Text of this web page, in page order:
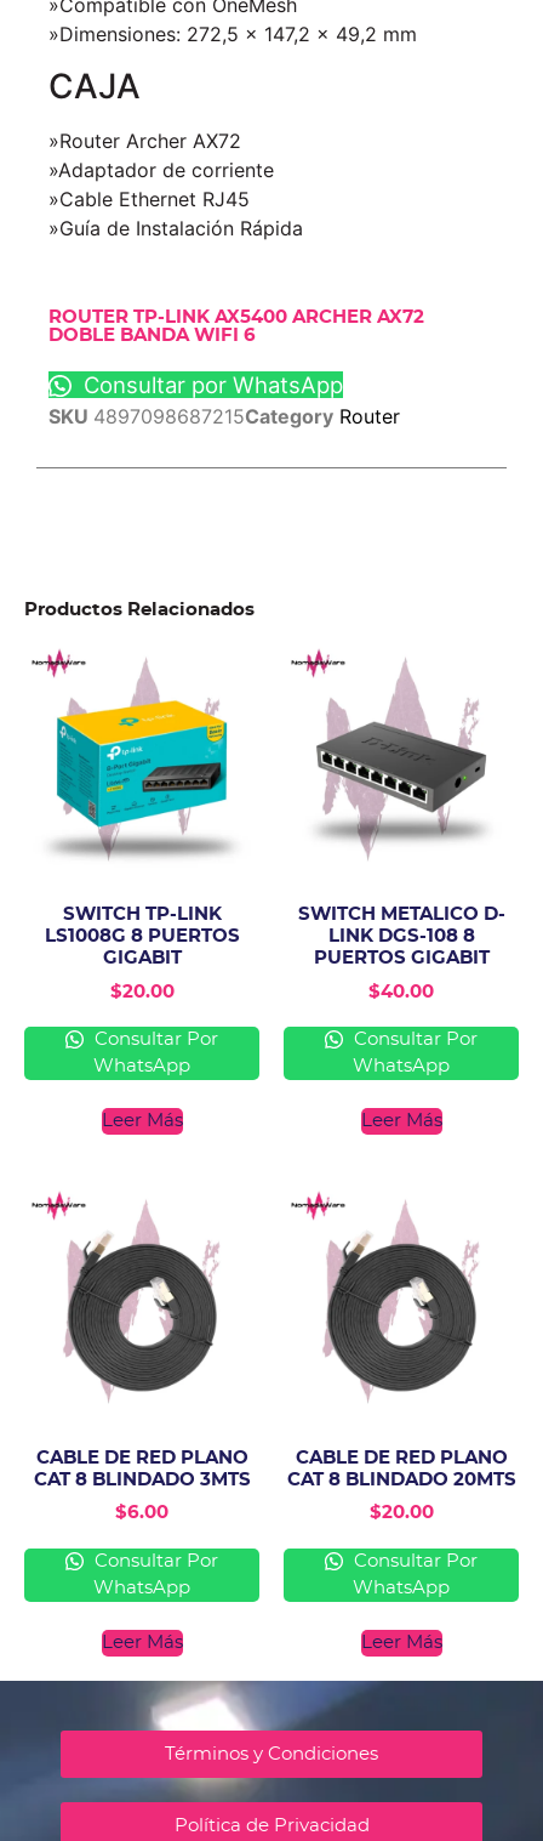
»Compatible con OneMesh
»Dimensiones: 272,5 × 147,2 × 49,2 mm
CAJA
»Router Archer AX72
»Adaptador de corriente
»Cable Ethernet RJ45
»Guía de Instalación Rápida
ROUTER TP-LINK AX5400 ARCHER AX72
DOBLE BANDA WIFI 6
Consultar por WhatsApp
SKU 4897098687215Category Router
Productos Relacionados
SWITCH TP-LINK
LS1008G 8 PUERTOS
GIGABIT
$20.00
Consultar Por
WhatsApp
Leer Más
SWITCH METALICO D-
LINK DGS-108 8
PUERTOS GIGABIT
$40.00
Consultar Por
WhatsApp
Leer Más
CABLE DE RED PLANO
CAT 8 BLINDADO 3MTS
$6.00
Consultar Por
WhatsApp
Leer Más
CABLE DE RED PLANO
CAT 8 BLINDADO 20MTS
$20.00
Consultar Por
WhatsApp
Leer Más
Términos y Condiciones
Política de Privacidad